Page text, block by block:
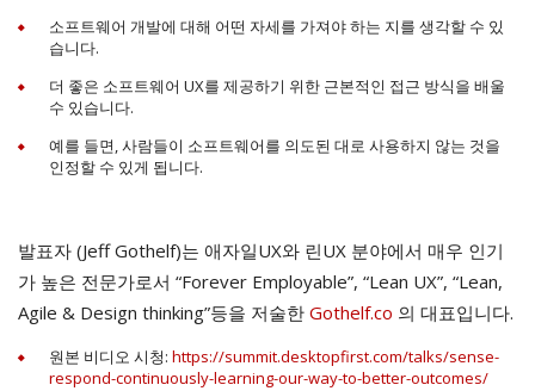
소프트웨어 개발에 대해 어떤 자세를 가져야 하는 지를 생각할 수 있
습니다.
더 좋은 소프트웨어 UX를 제공하기 위한 근본적인 접근 방식을 배울
수 있습니다.
예를 들면, 사람들이 소프트웨어를 의도된 대로 사용하지 않는 것을
인정할 수 있게 됩니다.
발표자 (Jeff Gothelf)는 애자일UX와 린UX 분야에서 매우 인기
가 높은 전문가로서 “Forever Employable”, “Lean UX”, “Lean,
Agile & Design thinking”등을 저술한 Gothelf.co 의 대표입니다.
원본 비디오 시청: https://summit.desktopfirst.com/talks/sense-
respond-continuously-learning-our-way-to-better-outcomes/